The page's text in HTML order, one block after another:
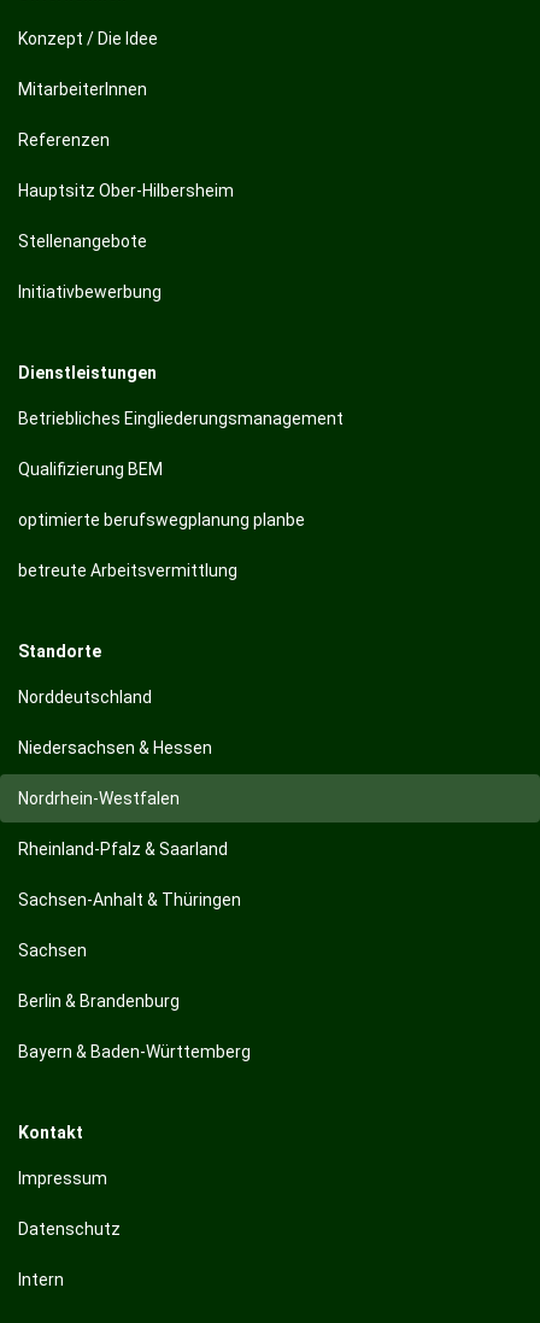
Konzept / Die Idee
MitarbeiterInnen
Referenzen
Hauptsitz Ober-Hilbersheim
Stellenangebote
Initiativbewerbung
Dienstleistungen
Betriebliches Eingliederungsmanagement
Qualifizierung BEM
optimierte berufswegplanung planbe
betreute Arbeitsvermittlung
Standorte
Norddeutschland
Niedersachsen & Hessen
Nordrhein-Westfalen
Rheinland-Pfalz & Saarland
Sachsen-Anhalt & Thüringen
Sachsen
Berlin & Brandenburg
Bayern & Baden-Württemberg
Kontakt
Impressum
Datenschutz
Intern